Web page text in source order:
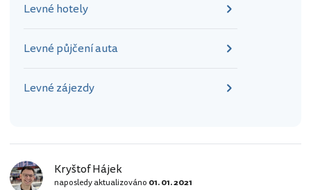
Levné hotely
Levné půjčení auta
Levné zájezdy
Kryštof Hájek
naposledy aktualizováno 01. 01. 2021